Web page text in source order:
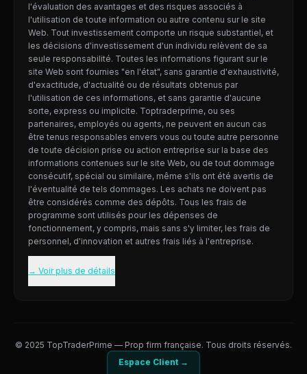
l'évaluation des avantages et des risques associés à
l'utilisation de toute information ou autre contenu sur le site
Web. Tout investissement comporte un risque substantiel, et
les décisions d'investissement d'un individu relèvent de sa
seule responsabilité. Toutes les informations figurant sur le
site Web sont fournies "en l'état", sans garantie d'exhaustivité,
d'exactitude, d'actualité ou de résultats obtenus par
l'utilisation de ces informations, et sans garantie d'aucune
sorte, express ou implicite. Toptraderprime, ou ses
partenaires, employés ou agents, ne peuvent en aucun cas
être tenus responsables envers vous ou toute autre personne
de toute décision prise ou action entreprise sur la base des
informations contenues sur le site Web, ou de tout dommage
consécutif, spécial ou similaire, même s'ils ont été avertis de
l'éventualité de tels dommages. Les achats ne doivent pas
être considérés comme des dépôts. Tous les frais de
programme sont utilisés pour les dépenses de
fonctionnement, y compris, mais sans s'y limiter, les frais de
personnel, d'innovation et autres frais liés à l'entreprise.
→ Voir plus de détails
© 2025 TopTraderPrime — Prop firm française. Tous droits réservés.
Espace Client →